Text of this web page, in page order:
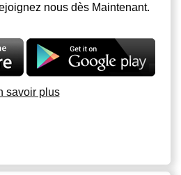
nous dès Maintenant.
savoir plus